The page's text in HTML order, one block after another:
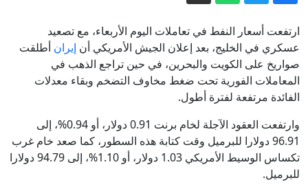
في حفل بموسكو يستفز السوريين
حسام لوقا: وقائع مطاردة "عنكبوت" نظام
الأسد عبر تحقيق لبي بي سي
حرب إيران تستنزف ترسانة واشنطن:
لتسريع الإنتاج
فجر الأحد.. السعودية تعلن إخماد حريق
اندلع بمنشأة لأرامكو في جيزان
مسؤول إيراني يعدد 6 نقاط بموجبها "تصحح
ارتفعت أسعار النفط في تعاملات اليوم الأربعاء، مع تصعيد
عسكري في الخليج، بعد إعلان الجيش الأمريكي أن إيران أطلقت
صواريخ على الكويت والبحرين، في حين تراجع الذهب في
المعاملات الفورية تحت ضغط مخاوف التضخم وبقاء معدلات
الفائدة مرتفعة لفترة أطول.
وارتفعت العقود الآجلة لخام برنت 0.91 دولار، أو 0.94%، إلى
96.91 دولارا للبرميل وقت كتابة هذه السطور، كما صعد خام غرب
تكساس الوسيط الأمريكي 1.03 دولار، أو 1.10%، إلى 94.79 دولارا
للبرميل.